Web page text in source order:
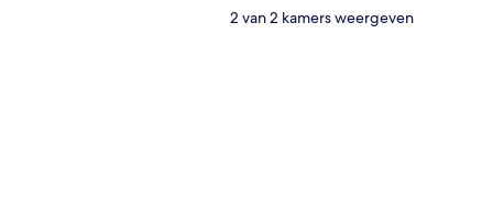
2 van 2 kamers weergeven
een wit en blauw sprei, een hoofdeinde en een nachtkastje met een